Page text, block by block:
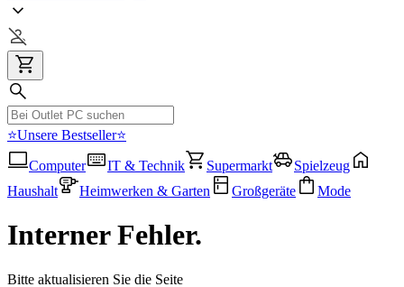
⭐Unsere Bestseller⭐
Computer
IT & Technik Supermarkt
Spielzeug
Haushalt
Heimwerken & Garten Großgeräte Mode
Interner Fehler.
Bitte aktualisieren Sie die Seite